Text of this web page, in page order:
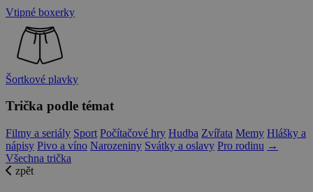
Vtipné boxerky
Šortkové plavky
Trička podle témat
Filmy a seriály Sport Počítačové hry Hudba Zvířata Memy Hlášky a
nápisy Pivo a víno Narozeniny Svátky a oslavy Pro rodinu →
Všechna trička
zpět